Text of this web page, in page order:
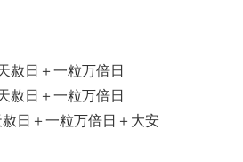
赦日＋一粒万倍日
赦日＋一粒万倍日
日＋一粒万倍日＋大安